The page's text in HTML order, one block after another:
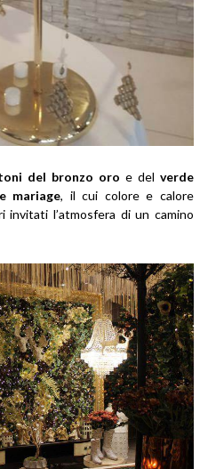
del bronzo oro e del verde
mariage, il cui colore e calore
l’atmosfera di un camino